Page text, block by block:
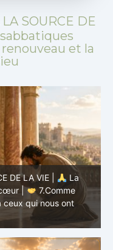
SOURCE DE
et la
DE LA VIE |
La
le cœur |
6.Et